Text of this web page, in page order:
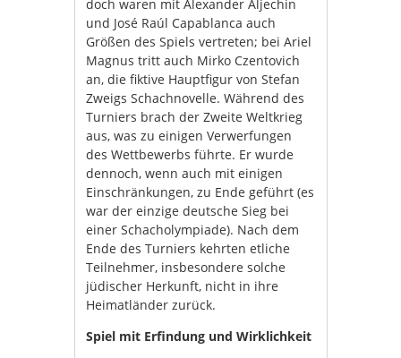
doch waren mit Alexander Aljechin
und José Raúl Capablanca auch
Größen des Spiels vertreten; bei Ariel
Magnus tritt auch Mirko Czentovich
an, die fiktive Hauptfigur von Stefan
Zweigs Schachnovelle. Während des
Turniers brach der Zweite Weltkrieg
aus, was zu einigen Verwerfungen
des Wettbewerbs führte. Er wurde
dennoch, wenn auch mit einigen
Einschränkungen, zu Ende geführt (es
war der einzige deutsche Sieg bei
einer Schacholympiade). Nach dem
Ende des Turniers kehrten etliche
Teilnehmer, insbesondere solche
jüdischer Herkunft, nicht in ihre
Heimatländer zurück.
Spiel mit Erfindung und Wirklichkeit